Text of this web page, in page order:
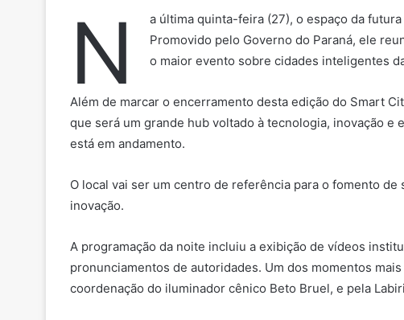
N
a última quinta-feira (27), o espaço da
Promovido pelo Governo do Paraná, ele
o maior evento sobre cidades inteligentes
Além de marcar o encerramento desta edição do Smart
que será um grande hub voltado à tecnologia, inovação e
está em andamento.
O local vai ser um centro de referência para o fomento
inovação.
A programação da noite incluiu a exibição de vídeos
pronunciamentos de autoridades. Um dos momentos
coordenação do iluminador cênico Beto Bruel, e pela